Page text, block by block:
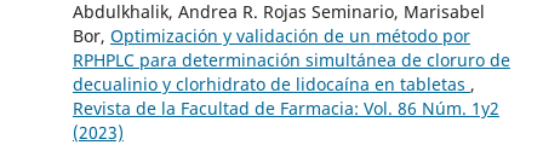
Abdulkhalik, Andrea R. Rojas Seminario, Marisabel
Bor, Optimización y validación de un método por
RPHPLC para determinación simultánea de cloruro de
decualinio y clorhidrato de lidocaína en tabletas ,
Revista de la Facultad de Farmacia: Vol. 86 Núm. 1y2
(2023)